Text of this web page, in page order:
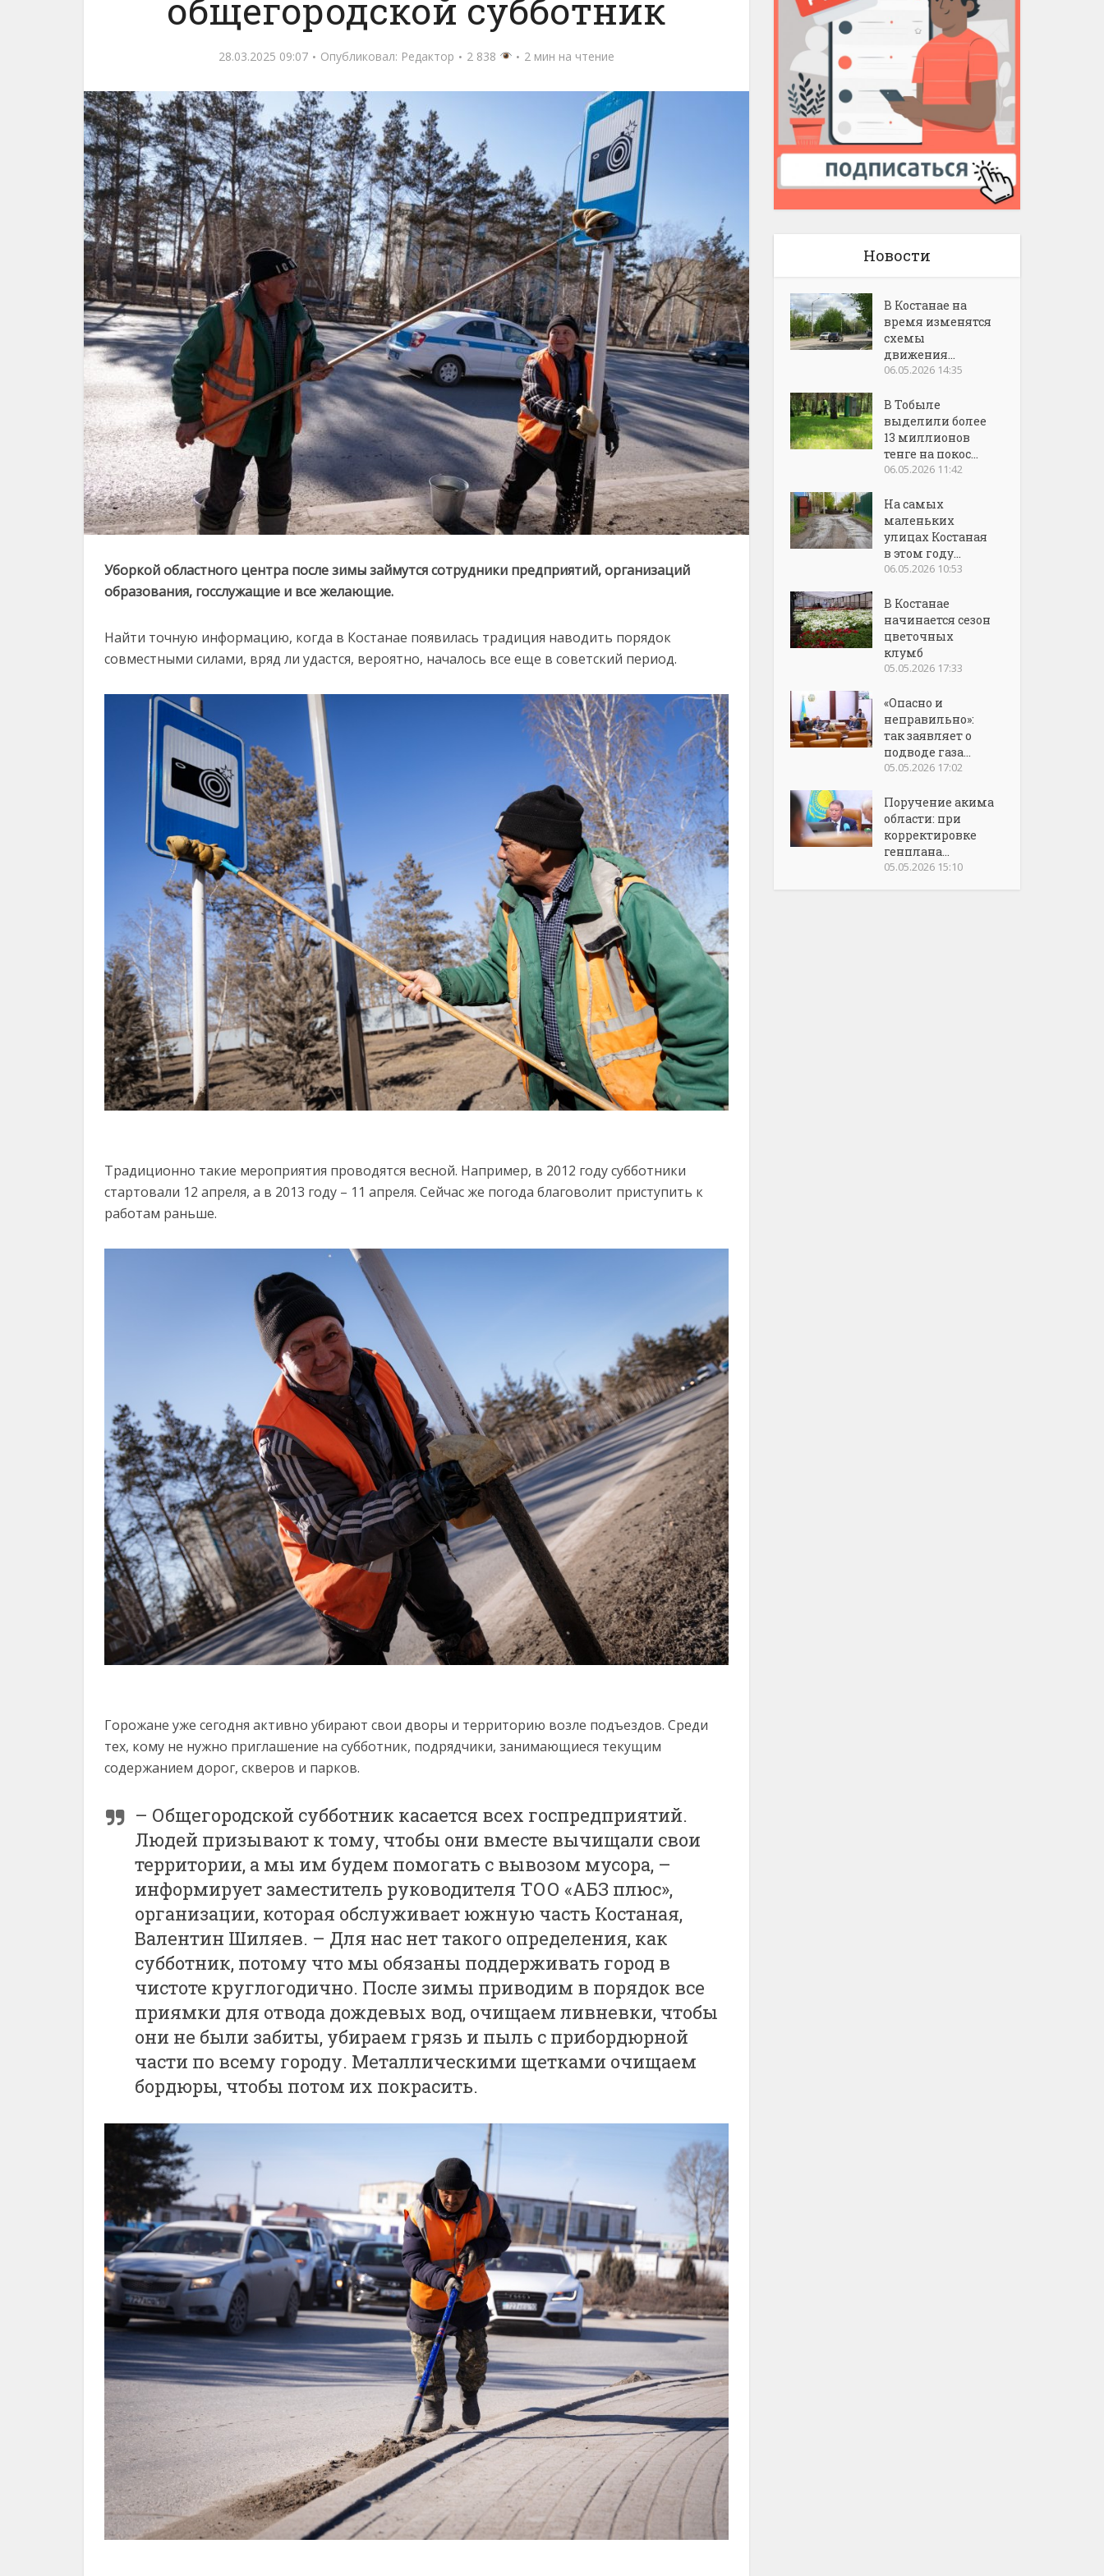
общегородской субботник
28.03.2025 09:07 Опубликовал: Редактор 2 838 2 мин на чтение
Уборкой областного центра после зимы займутся сотрудники предприятий, организаций
образования, госслужащие и все желающие.
Найти точную информацию, когда в Костанае появилась традиция наводить порядок
совместными силами, вряд ли удастся, вероятно, началось все еще в советский период.
Традиционно такие мероприятия проводятся весной. Например, в 2012 году субботники
стартовали 12 апреля, а в 2013 году – 11 апреля. Сейчас же погода благоволит приступить к
работам раньше.
Горожане уже сегодня активно убирают свои дворы и территорию возле подъездов. Среди
тех, кому не нужно приглашение на субботник, подрядчики, занимающиеся текущим
содержанием дорог, скверов и парков.
– Общегородской субботник касается всех госпредприятий.
Людей призывают к тому, чтобы они вместе вычищали свои
территории, а мы им будем помогать с вывозом мусора, –
информирует заместитель руководителя ТОО «АБЗ плюс»,
организации, которая обслуживает южную часть Костаная,
Валентин Шиляев. – Для нас нет такого определения, как
субботник, потому что мы обязаны поддерживать город в
чистоте круглогодично. После зимы приводим в порядок все
приямки для отвода дождевых вод, очищаем ливневки, чтобы
они не были забиты, убираем грязь и пыль с прибордюрной
части по всему городу. Металлическими щетками очищаем
бордюры, чтобы потом их покрасить.
Новости
В Костанае на
время изменятся
схемы
движения...
06.05.2026 14:35
В Тобыле
выделили более
13 миллионов
тенге на покос...
06.05.2026 11:42
На самых
маленьких
улицах Костаная
в этом году...
06.05.2026 10:53
В Костанае
начинается сезон
цветочных
клумб
05.05.2026 17:33
«Опасно и
неправильно»:
так заявляет о
подводе газа...
05.05.2026 17:02
Поручение акима
области: при
корректировке
генплана...
05.05.2026 15:10